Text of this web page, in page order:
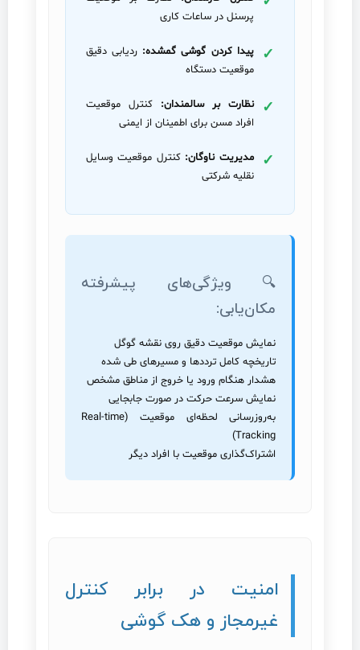
پرسنل در ساعات کاری
پیدا کردن گوشی گمشده: ردیابی دقیق
موقعیت دستگاه
نظارت بر سالمندان: کنترل موقعیت
افراد مسن برای اطمینان از ایمنی
مدیریت ناوگان: کنترل موقعیت وسایل
نقلیه شرکتی
🔍 ویژگی‌های پیشرفته
مکان‌یابی:
نمایش موقعیت دقیق روی نقشه گوگل
تاریخچه کامل ترددها و مسیرهای طی شده
هشدار هنگام ورود یا خروج از مناطق مشخص
نمایش سرعت حرکت در صورت جابجایی
به‌روزرسانی لحظه‌ای موقعیت (Real-time
Tracking)
اشتراک‌گذاری موقعیت با افراد دیگر
امنیت در برابر کنترل
غیرمجاز و هک گوشی